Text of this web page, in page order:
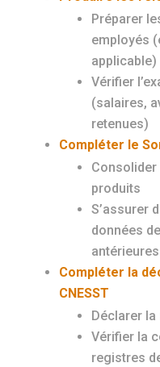
Préparer
employés
applicable)
Vérifier
(salaires,
retenues)
Compléter le
Consolider
produits
S’assurer
données
antérieures
Compléter la
CNESST
Déclarer
Vérifier la
registres